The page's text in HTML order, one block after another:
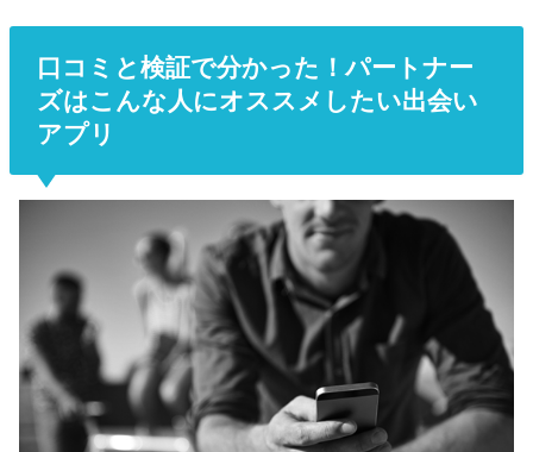
口コミと検証で分かった！パートナー
ズはこんな人にオススメしたい出会い
アプリ